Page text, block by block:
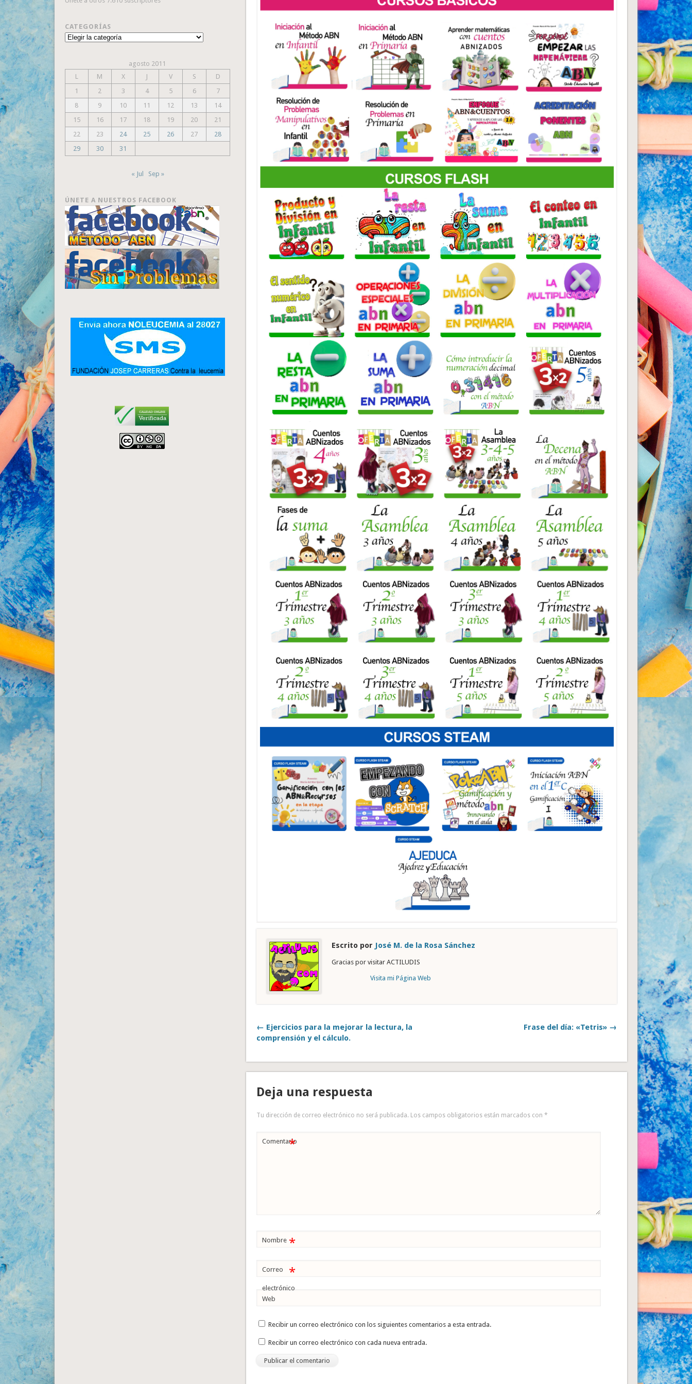
Escrito por José M. de la Rosa Sánchez
Gracias por visitar ACTILUDIS
Visita mi Página Web
← Ejercicios para la mejorar la lectura, la
comprensión y el cálculo.
Frase del día: «Tetris» →
Deja una respuesta
Tu dirección de correo electrónico no será publicada. Los campos obligatorios están marcados con*
Comentario
*
Nombre *
Correo
electrónico
*
Web
Recibir un correo electrónico con los siguientes comentarios a esta entrada.
Recibir un correo electrónico con cada nueva entrada.
CATEGORÍAS
Categorías
agosto 2011
L
M X J V S
D
1
2 3 4 5 6
7
8
9 10 11 12 13
14
15
16 17 18 19 20
21
22
23 24 25 26 27
28
29
30 31
« Jul Sep »
ÚNETE A NUESTROS FACEBOOK